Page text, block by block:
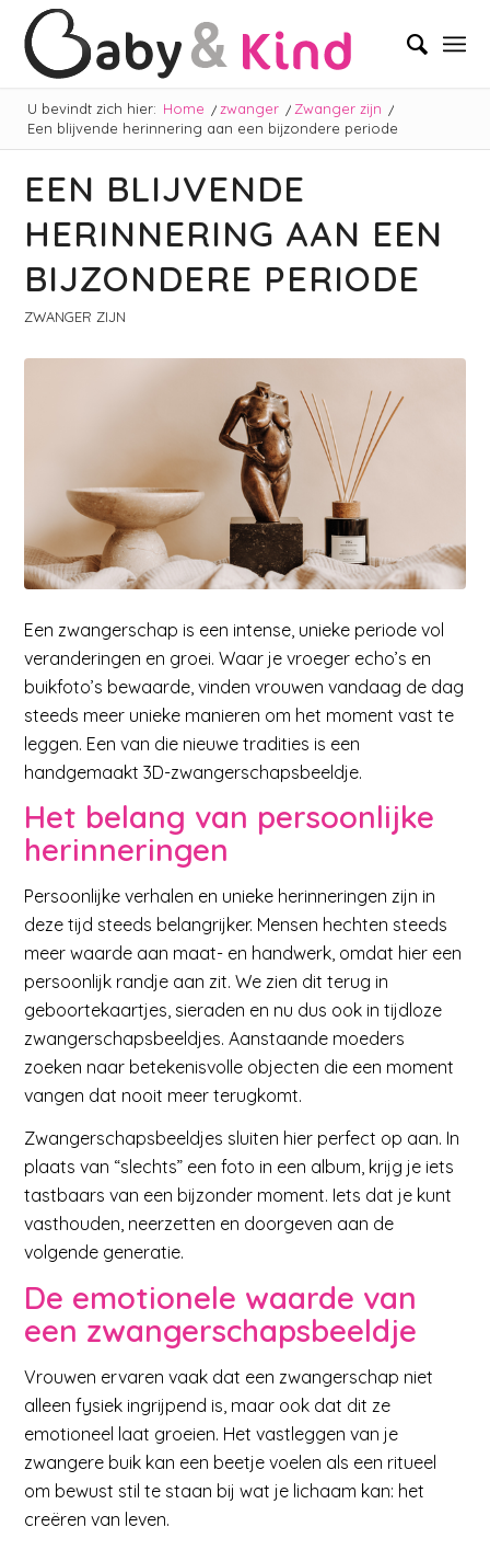
U bevindt zich hier: Home / zwanger / Zwanger zijn /
Een blijvende herinnering aan een bijzondere periode
EEN BLIJVENDE
HERINNERING AAN EEN
BIJZONDERE PERIODE
ZWANGER ZIJN
Een zwangerschap is een intense, unieke periode vol
veranderingen en groei. Waar je vroeger echo’s en
buikfoto’s bewaarde, vinden vrouwen vandaag de dag
steeds meer unieke manieren om het moment vast te
leggen. Een van die nieuwe tradities is een
handgemaakt 3D-zwangerschapsbeeldje.
Het belang van persoonlijke
herinneringen
Persoonlijke verhalen en unieke herinneringen zijn in
deze tijd steeds belangrijker. Mensen hechten steeds
meer waarde aan maat- en handwerk, omdat hier een
persoonlijk randje aan zit. We zien dit terug in
geboortekaartjes, sieraden en nu dus ook in tijdloze
zwangerschapsbeeldjes. Aanstaande moeders
zoeken naar betekenisvolle objecten die een moment
vangen dat nooit meer terugkomt.
Zwangerschapsbeeldjes sluiten hier perfect op aan. In
plaats van “slechts” een foto in een album, krijg je iets
tastbaars van een bijzonder moment. Iets dat je kunt
vasthouden, neerzetten en doorgeven aan de
volgende generatie.
De emotionele waarde van
een zwangerschapsbeeldje
Vrouwen ervaren vaak dat een zwangerschap niet
alleen fysiek ingrijpend is, maar ook dat dit ze
emotioneel laat groeien. Het vastleggen van je
zwangere buik kan een beetje voelen als een ritueel
om bewust stil te staan bij wat je lichaam kan: het
creëren van leven.